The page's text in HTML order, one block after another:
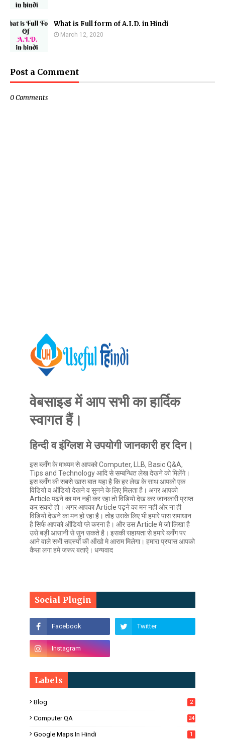
What is Full form of A.I.D. in Hindi
March 12, 2020
Post a Comment
0 Comments
वेबसाइड में आप सभी का हार्दिक
स्वागत हैं।
हिन्दी व इंग्लिश मे उपयोगी जानकारी हर दिन।
इस ब्लॉंग के माध्यम से आपको Computer, LLB, Basic Q&A,
Tips and Technology आदि से सम्बन्धित लेख देखने को मिलेंगे।
इस ब्लॉंग की सबसे खास बात यहा है कि हर लेख के साथ आपको एक
विडियो व ऑडियो देखने व सुनने के लिए मिलता है। अगर आपको
Article पढ़ने का मन नही कर रहा तो विडियो देख कर जानकारी प्राप्त
कर सकते हो। अगर आपका Article पढ़ने का मन नही ओर ना ही
वि‍डियो देखने का मन हो रहा है। तोह उसके लिए भी हमारे पास समाधान
है सिर्फ आपको ऑडियो प्ले करना है। और उस Article मे जो लिखा है
उसे बड़ी आसानी से सुन सकते है। इसकी सहायता से हमारे ब्लॉंग पर
आने वाले सभी सदस्यों की ऑंखो मे आराम मिलेगा। हमारा प्रयास आपको
कैसा लगा हमे जरूर बताऐ। धन्यवाद
Social Plugin
Labels
Blog 2
Computer QA 24
Google Maps In Hindi 1